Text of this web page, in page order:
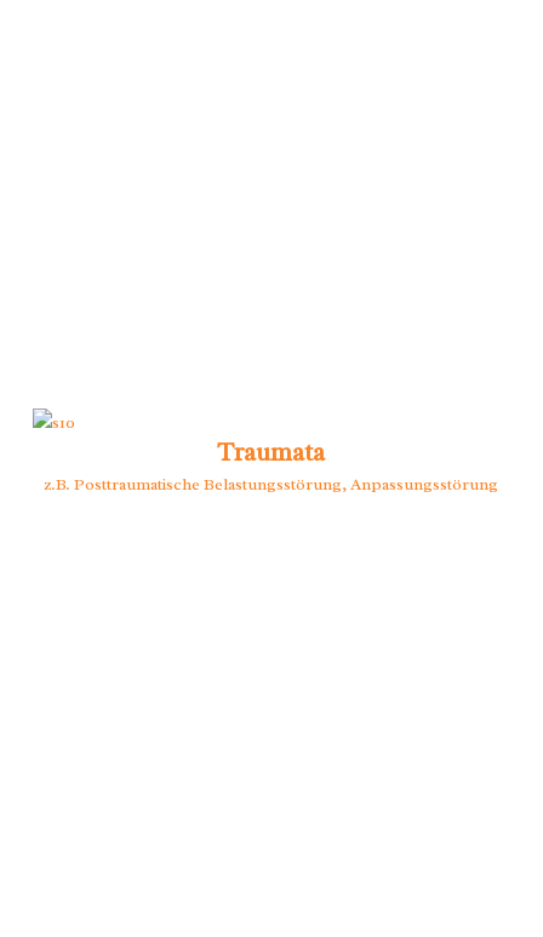
Traumata
z.B. Posttraumatische Belastungsstörung, Anpassungsstörung